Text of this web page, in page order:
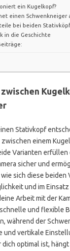
ein Kugelkopf?
einen Schwenkneiger
bei beiden
in die Geschichte
Stativkopf
einem
Varianten
sicher und
sich diese beiden
und im
Arbeit mit der
und flexible
während der
und vertikale
optimal ist,